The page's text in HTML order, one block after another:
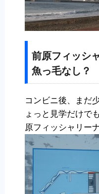
前原フィッシ
魚っ毛なし？
コンビニ後、まだ
ょっと見学だけで
原フィッシャリー